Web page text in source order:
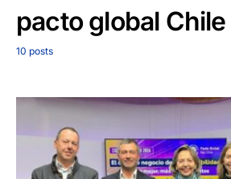
pacto global Chile
10 posts